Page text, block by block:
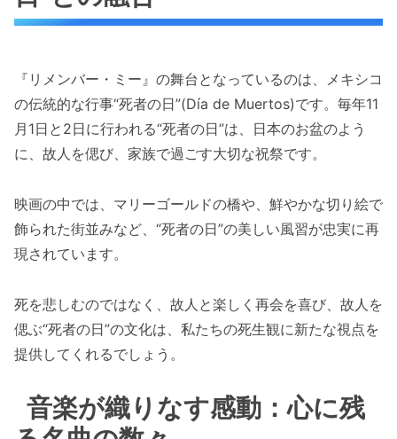
『リメンバー・ミー』の舞台となっているのは、メキシコ
の伝統的な行事“死者の日”(Día de Muertos)です。毎年11
月1日と2日に行われる“死者の日”は、日本のお盆のよう
に、故人を偲び、家族で過ごす大切な祝祭です。
映画の中では、マリーゴールドの橋や、鮮やかな切り絵で
飾られた街並みなど、“死者の日”の美しい風習が忠実に再
現されています。
死を悲しむのではなく、故人と楽しく再会を喜び、故人を
偲ぶ“死者の日”の文化は、私たちの死生観に新たな視点を
提供してくれるでしょう。
音楽が織りなす感動：心に残